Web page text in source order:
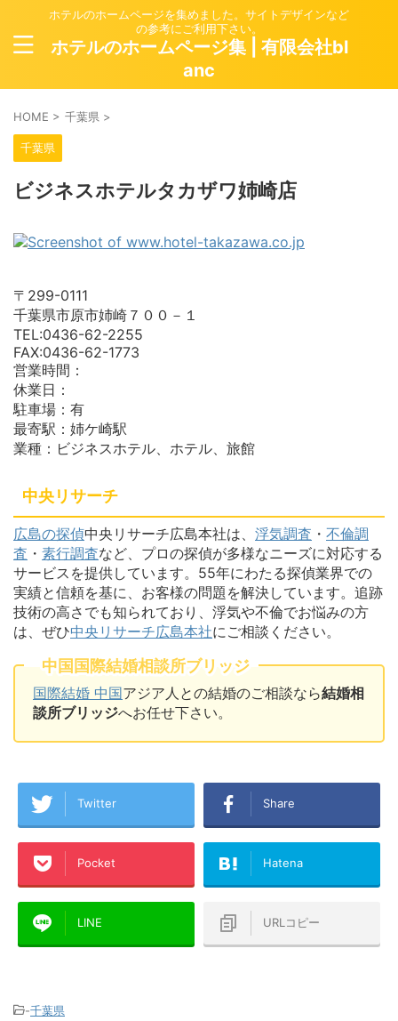
ホテルのホームページを集めました。サイトデザインなど
の参考にご利用下さい。
ホテルのホームページ集 | 有限会社bl
anc
HOME > 千葉県 >
千葉県
ビジネスホテルタカザワ姉崎店
〒299-0111
千葉県市原市姉崎７００－１
TEL:0436-62-2255
FAX:0436-62-1773
営業時間：
休業日：
駐車場：有
最寄駅：姉ケ崎駅
業種：ビジネスホテル、ホテル、旅館
中央リサーチ
広島の探偵中央リサーチ広島本社は、 浮気調査 ・ 不倫調
査 ・ 素行調査など、プロの探偵が多様なニーズに対応する
サービスを提供しています。55年にわたる探偵業界での
実績と信頼を基に、お客様の問題を解決しています。追跡
技術の高さでも知られており、浮気や不倫でお悩みの方
は、ぜひ中央リサーチ広島本社にご相談ください。
中国国際結婚相談所ブリッジ
国際結婚 中国アジア人との結婚のご相談なら結婚相
談所ブリッジへお任せ下さい。
Twitter Share
Pocket Hatena
LINE URLコピー
-千葉県